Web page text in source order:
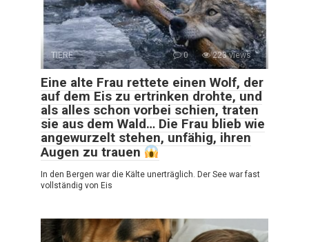
TIERE 0 223 views
Eine alte Frau rettete einen Wolf, der
auf dem Eis zu ertrinken drohte, und
als alles schon vorbei schien, traten
sie aus dem Wald… Die Frau blieb wie
angewurzelt stehen, unfähig, ihren
Augen zu trauen
In den Bergen war die Kälte unerträglich. Der See war fast
vollständig von Eis